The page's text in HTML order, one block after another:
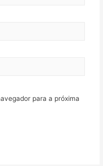
para a próxima